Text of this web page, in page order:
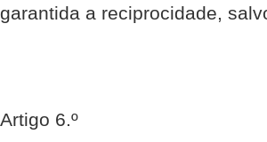
garantida a reciprocidade,
Artigo 6.º